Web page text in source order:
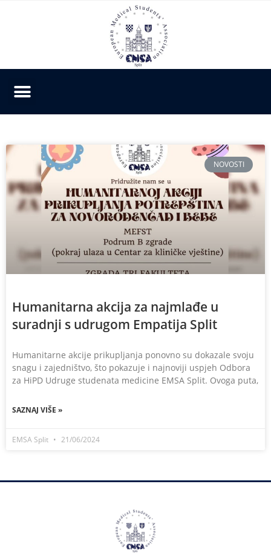
NOVOSTI
Humanitarna akcija za najmlađe u
suradnji s udrugom Empatija Split
Humanitarne akcije prikupljanja ponovno su dokazale svoju
snagu i zajedništvo, što pokazuje i najnoviji uspjeh Odbora
za HiPD Udruge studenata medicine EMSA Split. Ovoga puta,
SAZNAJ VIŠE »
EMSA Split 21/06/2024